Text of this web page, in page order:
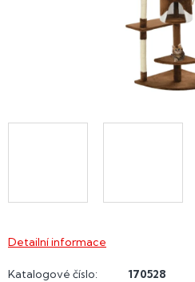
Detailní informace
Katalogové číslo:
170528